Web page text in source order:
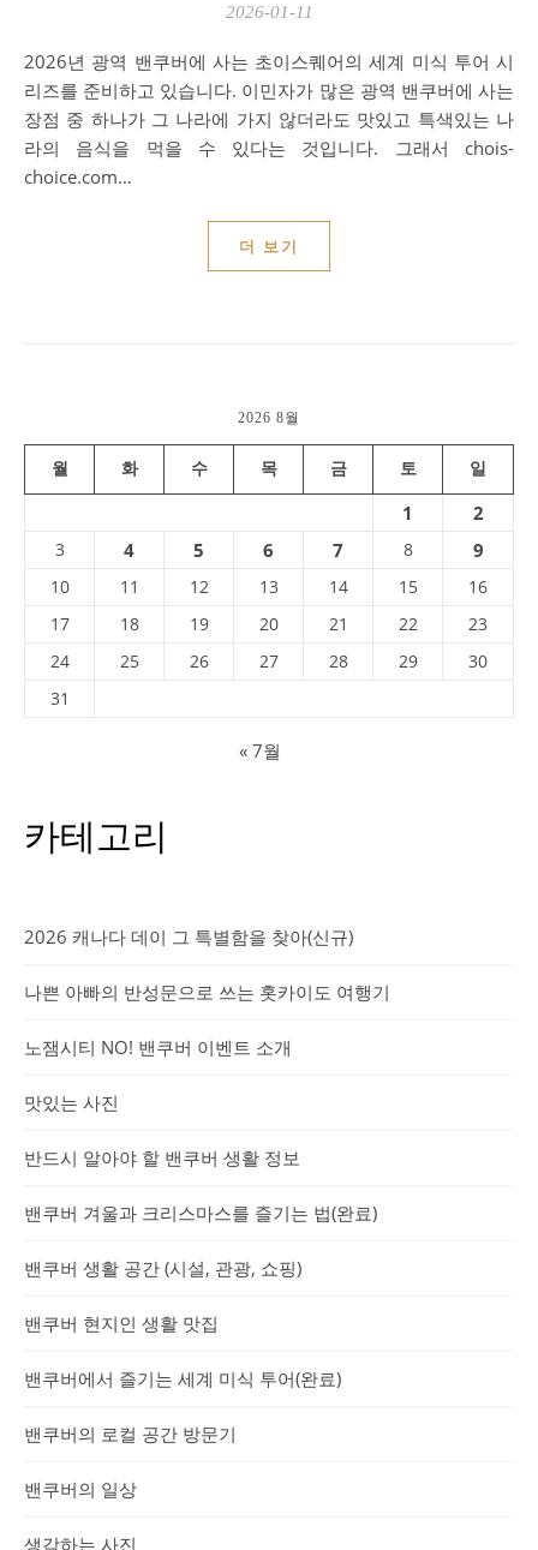
2026-01-11
2026년 광역 밴쿠버에 사는 초이스퀘어의 세계 미식 투어 시
리즈를 준비하고 있습니다. 이민자가 많은 광역 밴쿠버에 사는
장점 중 하나가 그 나라에 가지 않더라도 맛있고 특색있는 나
라의 음식을 먹을 수 있다는 것입니다. 그래서 chois-
choice.com…
더 보기
2026 8월
월 화 수 목 금 토 일
1 2
3 4 5 6 7 8 9
10 11 12 13 14 15
16
17
18 19 20 21 22
23
24
25 26 27 28 29
30
31
« 7월
카테고리
2026 캐나다 데이 그 특별함을 찾아(신규)
나쁜 아빠의 반성문으로 쓰는 홋카이도 여행기
노잼시티 NO! 밴쿠버 이벤트 소개
맛있는 사진
반드시 알아야 할 밴쿠버 생활 정보
밴쿠버 겨울과 크리스마스를 즐기는 법(완료)
밴쿠버 생활 공간 (시설, 관광, 쇼핑)
밴쿠버 현지인 생활 맛집
밴쿠버에서 즐기는 세계 미식 투어(완료)
밴쿠버의 로컬 공간 방문기
밴쿠버의 일상
생각하는 사진